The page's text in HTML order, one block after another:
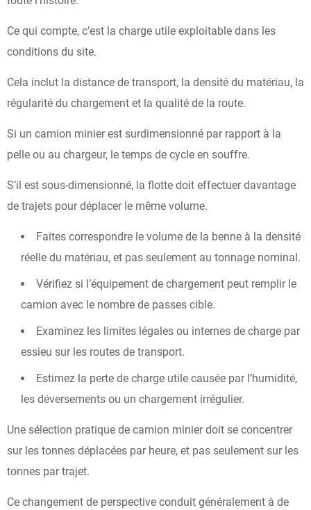
Ce qui compte, c’est la charge utile exploitable dans les
conditions du site.
Cela inclut la distance de transport, la densité du matériau, la
régularité du chargement et la qualité de la route.
Si un camion minier est surdimensionné par rapport à la
pelle ou au chargeur, le temps de cycle en souffre.
S’il est sous-dimensionné, la flotte doit effectuer davantage
de trajets pour déplacer le même volume.
Faites correspondre le volume de la benne à la densité
réelle du matériau, et pas seulement au tonnage nominal.
Vérifiez si l’équipement de chargement peut remplir le
camion avec le nombre de passes cible.
Examinez les limites légales ou internes de charge par
essieu sur les routes de transport.
Estimez la perte de charge utile causée par l’humidité,
les déversements ou un chargement irrégulier.
Une sélection pratique de camion minier doit se concentrer
sur les tonnes déplacées par heure, et pas seulement sur les
tonnes par trajet.
Ce changement de perspective conduit généralement à de